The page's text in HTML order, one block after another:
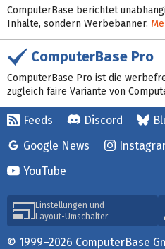
ComputerBase berichtet
Inhalte, sondern Werbebanner.
ComputerBase Pro
ComputerBase Pro ist die
zugleich faire Variante von
Feeds Discord
Google News
YouTube
Einstellungen und
Layout-Umschalter
© 1999–2026 ComputerBase